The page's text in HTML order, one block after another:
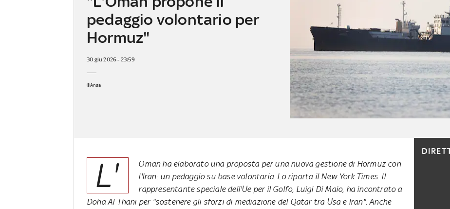
pedaggio volontario per
Hormuz"
30 giu 2026 - 23:59
©Ansa
L'
Oman ha elaborato una proposta per una nuova gestione di Hormuz con
l'Iran: un pedaggio su base volontaria. Lo riporta il New York Times. Il
rappresentante speciale dell'Ue per il Golfo, Luigi Di Maio, ha incontrato a
Doha Al Thani per "sostenere gli sforzi di mediazione del Qatar tra Usa e Iran". Anche